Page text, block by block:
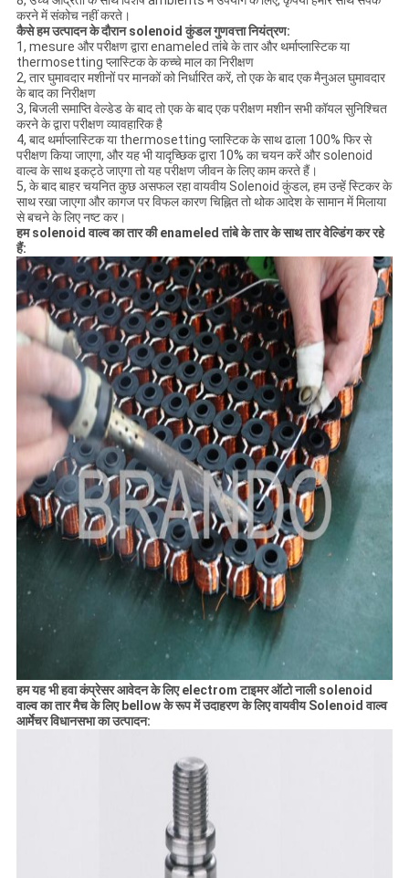
करने में संकोच नहीं करते।
कैसे हम उत्पादन के दौरान solenoid कुंडल गुणवत्ता नियंत्रण:
1, mesure और परीक्षण द्वारा enameled तांबे के तार और थर्माप्लास्टिक या
thermosetting प्लास्टिक के कच्चे माल का निरीक्षण
2, तार घुमावदार मशीनों पर मानकों को निर्धारित करें, तो एक के बाद एक मैनुअल घुमावदार
के बाद का निरीक्षण
3, बिजली समाप्ति वेल्डेड के बाद तो एक के बाद एक परीक्षण मशीन सभी कॉयल सुनिश्चित
करने के द्वारा परीक्षण व्यावहारिक है
4, बाद थर्माप्लास्टिक या thermosetting प्लास्टिक के साथ ढाला 100% फिर से
परीक्षण किया जाएगा, और यह भी यादृच्छिक द्वारा 10% का चयन करें और solenoid
वाल्व के साथ इकट्ठे जाएगा तो यह परीक्षण जीवन के लिए काम करते हैं।
5, के बाद बाहर चयनित कुछ असफल रहा वायवीय Solenoid कुंडल, हम उन्हें स्टिकर के
साथ रखा जाएगा और कागज पर विफल कारण चिह्नित तो थोक आदेश के सामान में मिलाया
से बचने के लिए नष्ट कर।
हम solenoid वाल्व का तार की enameled तांबे के तार के साथ तार वेल्डिंग कर रहे
हैं:
हम यह भी हवा कंप्रेसर आवेदन के लिए electrom टाइमर ऑटो नाली solenoid
वाल्व का तार मैच के लिए bellow के रूप में उदाहरण के लिए वायवीय Solenoid वाल्व
आर्मेचर विधानसभा का उत्पादन: